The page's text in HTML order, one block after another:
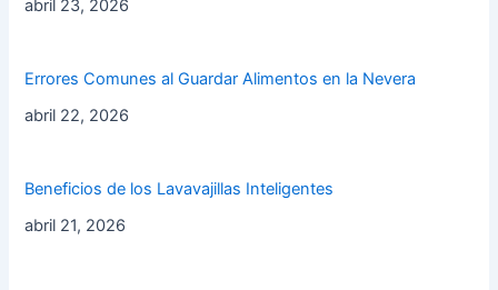
abril 23, 2026
Errores Comunes al Guardar Alimentos en la Nevera
abril 22, 2026
Beneficios de los Lavavajillas Inteligentes
abril 21, 2026